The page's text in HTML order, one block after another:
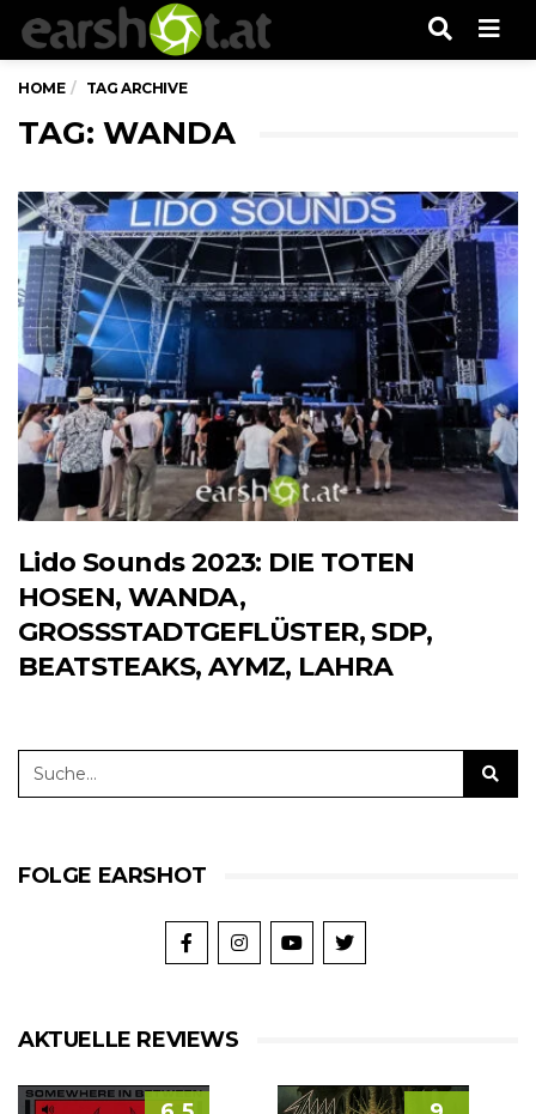
HOME TAG ARCHIVE
TAG: WANDA
Lido Sounds 2023: DIE TOTEN
HOSEN, WANDA,
GROSSSTADTGEFLÜSTER, SDP,
BEATSTEAKS, AYMZ, LAHRA
FOLGE EARSHOT
AKTUELLE REVIEWS